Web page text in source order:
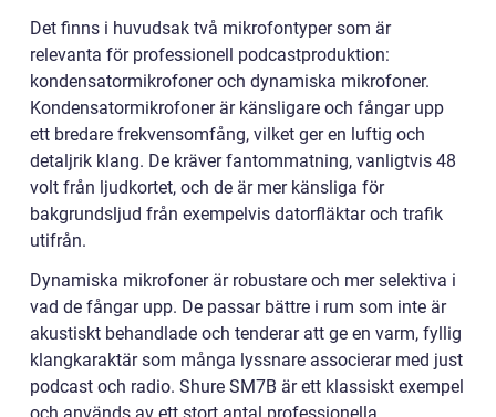
Det finns i huvudsak två mikrofontyper som är
relevanta för professionell podcastproduktion:
kondensatormikrofoner och dynamiska mikrofoner.
Kondensatormikrofoner är känsligare och fångar upp
ett bredare frekvensomfång, vilket ger en luftig och
detaljrik klang. De kräver fantommatning, vanligtvis 48
volt från ljudkortet, och de är mer känsliga för
bakgrundsljud från exempelvis datorfläktar och trafik
utifrån.
Dynamiska mikrofoner är robustare och mer selektiva i
vad de fångar upp. De passar bättre i rum som inte är
akustiskt behandlade och tenderar att ge en varm, fyllig
klangkaraktär som många lyssnare associerar med just
podcast och radio. Shure SM7B är ett klassiskt exempel